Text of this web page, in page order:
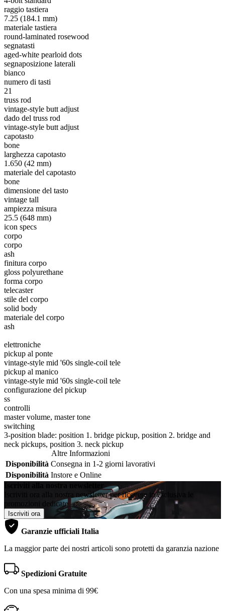
raggio tastiera
7.25 (184.1 mm)
materiale tastiera
round-laminated rosewood
segnatasti
aged-white pearloid dots
segnaposizione laterali
bianco
numero di tasti
21
truss rod
vintage-style butt adjust
dado del truss rod
vintage-style butt adjust
capotasto
bone
larghezza capotasto
1.650 (42 mm)
materiale del capotasto
bone
dimensione del tasto
vintage tall
ampiezza misura
25.5 (648 mm)
icon specs
corpo
corpo
ash
finitura corpo
gloss polyurethane
forma corpo
telecaster
stile del corpo
solid body
materiale del corpo
ash
elettroniche
pickup al ponte
vintage-style mid '60s single-coil tele
pickup al manico
vintage-style mid '60s single-coil tele
configurazione del pickup
ss
controlli
master volume, master tone
switching
3-position blade: position 1. bridge pickup, position 2. bridge and
neck pickups, position 3. neck pickup
Altre Informazioni
Disponibilità Consegna in 1-2 giorni lavorativi
Disponibilità Instore e Online
Iscriviti alla nostra newsletter
Iscriviti ora alla nostra newsletter per ricevere in esclusiva le
promozioni dedicate
Iscriviti ora
Garanzie ufficiali Italia
La maggior parte dei nostri articoli sono protetti da garanzia nazione
Spedizioni Gratuite
Con una spesa minima di 99€